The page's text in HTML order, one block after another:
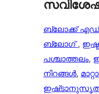
ബ്ലോക്ക്
ബ്ലോഗ്,
പശ്ചാത്തലം,
നിറങ്ങള്‍,